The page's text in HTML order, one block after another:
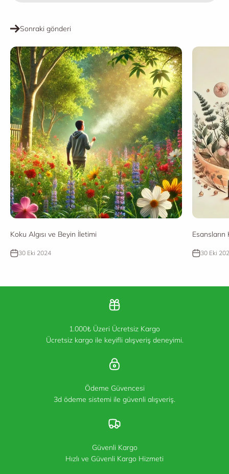
Sonraki gönderi
Koku Algısı ve Beyin İletimi
30 Eki 2024
Esansların
30 Eki
1.000₺ Üzeri Ücretsiz Kargo
Ücretsiz kargo ile keyifli alışveriş deneyimi.
Ödeme Güvencesi
3d ödeme sistemi ile güvenli alışveriş.
Güvenli Kargo
Hızlı ve Güvenli Kargo Hizmeti